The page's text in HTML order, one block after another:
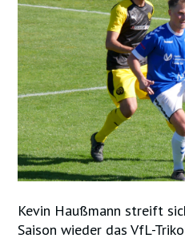
Kevin Haußmann streift
Saison wieder das VfL-